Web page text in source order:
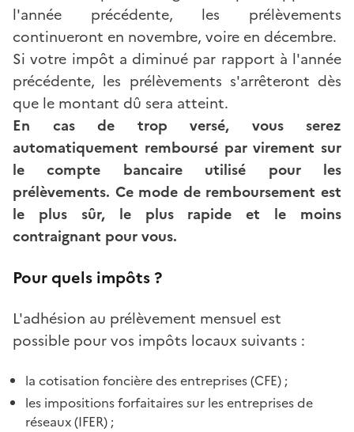
l'année précédente, les prélèvements
continueront en novembre, voire en décembre.
Si votre impôt a diminué par rapport à l'année
précédente, les prélèvements s'arrêteront dès
que le montant dû sera atteint.
En cas de trop versé, vous serez
automatiquement remboursé par virement sur
le compte bancaire utilisé pour les
prélèvements. Ce mode de remboursement est
le plus sûr, le plus rapide et le moins
contraignant pour vous.
Pour quels impôts ?
L'adhésion au prélèvement mensuel est
possible pour vos impôts locaux suivants :
la cotisation foncière des entreprises (CFE) ;
les impositions forfaitaires sur les entreprises de
réseaux (IFER) ;